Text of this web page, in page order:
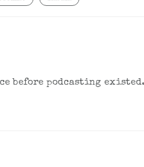
before podcasting existed.